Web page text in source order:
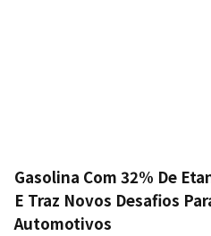
Gasolina Com 32% De
E Traz Novos Desafios
Automotivos